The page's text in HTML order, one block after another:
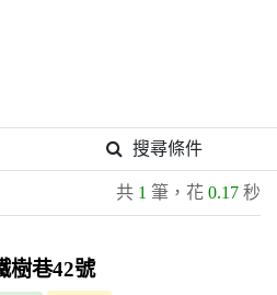
搜尋條件
共 1 筆，花 0.17 秒
樹巷42號